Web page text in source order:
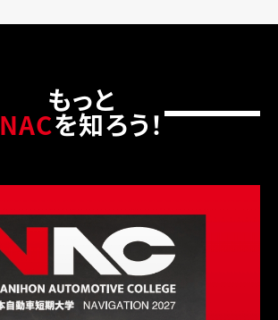
もっと
NACを知ろう！